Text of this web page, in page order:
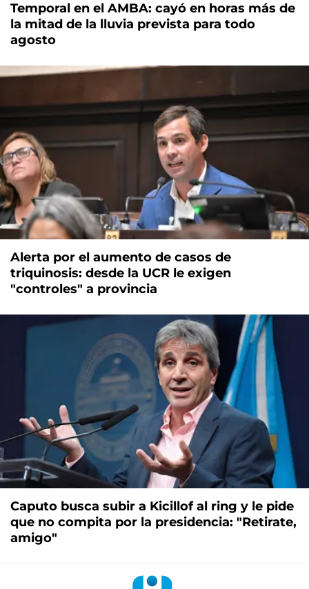
Temporal en el AMBA: cayó en horas más de
la mitad de la lluvia prevista para todo
agosto
Alerta por el aumento de casos de
triquinosis: desde la UCR le exigen
"controles" a provincia
Caputo busca subir a Kicillof al ring y le pide
que no compita por la presidencia: "Retirate,
amigo"